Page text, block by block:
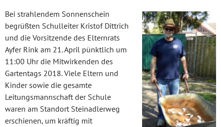
Bei strahlendem Sonnenschein
begrüßten Schulleiter Kristof Dittrich
und die Vorsitzende des Elternrats
Ayfer Rink am 21. April pünktlich um
11:00 Uhr die Mitwirkenden des
Gartentags 2018. Viele Eltern und
Kinder sowie die gesamte
Leitungsmannschaft der Schule
waren am Standort Steinadlerweg
erschienen, um kräftig mit